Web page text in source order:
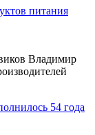
Владимир